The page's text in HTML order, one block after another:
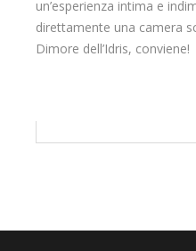
un’esperienza intima e
direttamente una camera
Dimore dell’Idris, conviene!